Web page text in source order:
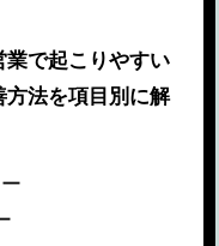
で起こりやすい
方法を項目別に解